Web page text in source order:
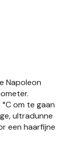
Napoleon
om te gaan
ultradunne
een haarfijne